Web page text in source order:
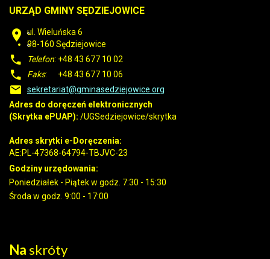
URZĄD GMINY SĘDZIEJOWICE
ul. Wieluńska 6
98-160 Sędziejowice
Telefon: +48 43 677 10 02
Faks: +48 43 677 10 06
sekretariat@gminasedziejowice.org
Adres do doręczeń elektronicznych
(Skrytka ePUAP): /UGSedziejowice/skrytka
Adres skrytki e-Doręczenia:
AE:PL-47368-64794-TBJVC-23
Godziny urzędowania:
Poniedziałek - Piątek w godz. 7:30 - 15:30
Środa w godz. 9:00 - 17:00
Naskróty